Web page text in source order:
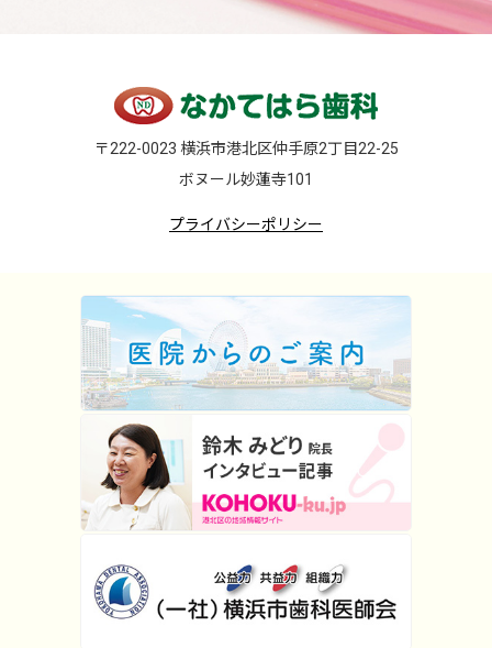
〒222-0023 横浜市港北区仲手原2丁目22-25
ボヌール妙蓮寺101
プライバシーポリシー